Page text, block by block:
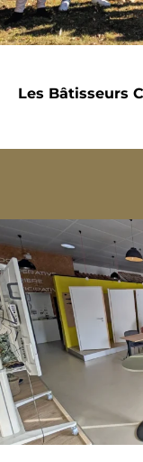
Les Bâtisseurs